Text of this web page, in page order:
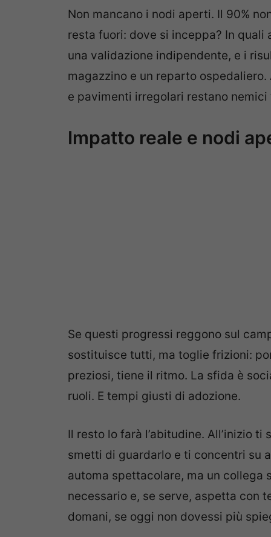
Non mancano i nodi aperti. Il 90%
resta fuori: dove si inceppa? In
una validazione indipendente, e i
magazzino e un reparto
e pavimenti irregolari restano nemici
Impatto reale e nodi
Se questi progressi reggono sul
sostituisce tutti, ma toglie frizioni:
preziosi, tiene il ritmo. La sfida è
ruoli. E tempi giusti di adozione.
Il resto lo farà l’abitudine. All’inizio
smetti di guardarlo e ti concentri su
automa spettacolare, ma un collega
necessario e, se serve, aspetta con
domani, se oggi non dovessi più